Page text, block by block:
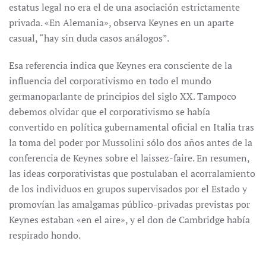
estatus legal no era el de una asociación estrictamente
privada. «En Alemania», observa Keynes en un aparte
casual, “hay sin duda casos análogos”.
Esa referencia indica que Keynes era consciente de la
influencia del corporativismo en todo el mundo
germanoparlante de principios del siglo XX. Tampoco
debemos olvidar que el corporativismo se había
convertido en política gubernamental oficial en Italia tras
la toma del poder por Mussolini sólo dos años antes de la
conferencia de Keynes sobre el laissez-faire. En resumen,
las ideas corporativistas que postulaban el acorralamiento
de los individuos en grupos supervisados por el Estado y
promovían las amalgamas público-privadas previstas por
Keynes estaban «en el aire», y el don de Cambridge había
respirado hondo.